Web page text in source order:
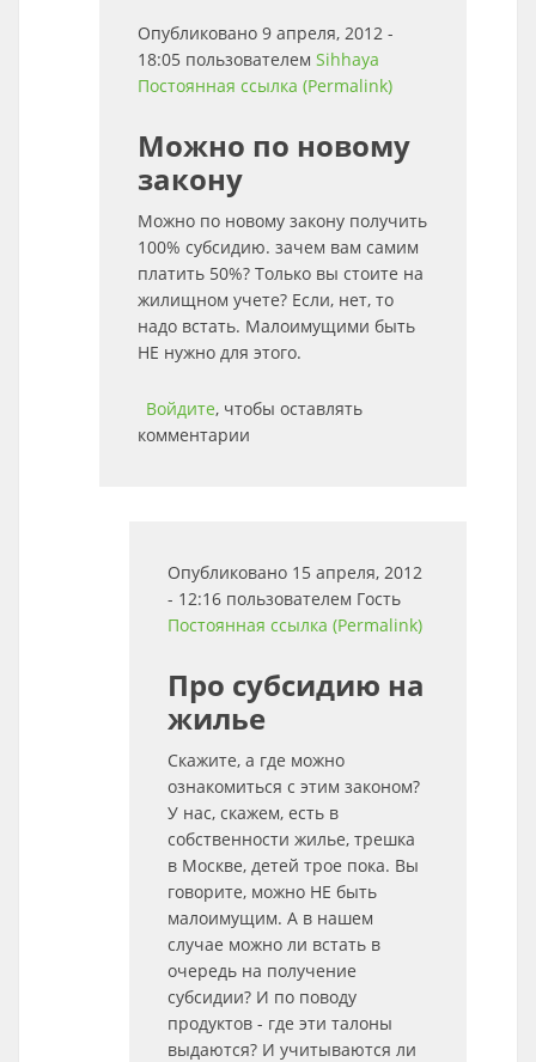
Опубликовано 9 апреля, 2012 -
18:05 пользователем Sihhaya
Постоянная ссылка (Permalink)
Можно по новому
закону
Можно по новому закону получить
100% субсидию. зачем вам самим
платить 50%? Только вы стоите на
жилищном учете? Если, нет, то
надо встать. Малоимущими быть
НЕ нужно для этого.
Войдите, чтобы оставлять
комментарии
Опубликовано 15 апреля, 2012
- 12:16 пользователем Гость
Постоянная ссылка (Permalink)
Про субсидию на
жилье
Скажите, а где можно
ознакомиться с этим законом?
У нас, скажем, есть в
собственности жилье, трешка
в Москве, детей трое пока. Вы
говорите, можно НЕ быть
малоимущим. А в нашем
случае можно ли встать в
очередь на получение
субсидии? И по поводу
продуктов - где эти талоны
выдаются? И учитываются ли